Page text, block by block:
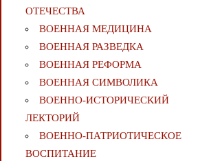
ОТЕЧЕСТВА
ВОЕННАЯ МЕДИЦИНА
ВОЕННАЯ РАЗВЕДКА
ВОЕННАЯ РЕФОРМА
ВОЕННАЯ СИМВОЛИКА
ВОЕННО-ИСТОРИЧЕСКИЙ
ЛЕКТОРИЙ
ВОЕННО-ПАТРИОТИЧЕСКОЕ
ВОСПИТАНИЕ